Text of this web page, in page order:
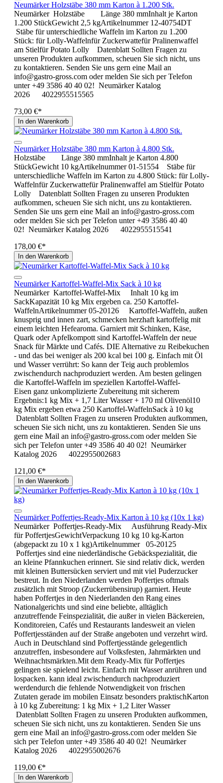
Neumärker Holzstäbe 380 mm Karton à 1.200 Stk.
Neumärker Holzstäbe Länge 380 mmInhalt je Karton
1.200 StückGewicht 2,5 kgArtikelnummer 12-40754DT
Stäbe für unterschiedliche Waffeln im Karton zu 1.200
Stück: für Lolly-Waffelnfür Zuckerwattefür Pralinenwaffel
am Stielfür Potato Lolly Datenblatt Sollten Fragen zu
unseren Produkten aufkommen, scheuen Sie sich nicht, uns
zu kontaktieren. Senden Sie uns gern eine Mail an
info@gastro-gross.com oder melden Sie sich per Telefon
unter +49 3586 40 40 02! Neumärker Katalog
2026 4022955515565
73,00 €*
In den Warenkorb
Neumärker Holzstäbe 380 mm Karton à 4.800 Stk.
Holzstäbe Länge 380 mmInhalt je Karton 4.800
StückGewicht 10 kgArtikelnummer 01-51554 Stäbe für
unterschiedliche Waffeln im Karton zu 4.800 Stück: für Lolly-
Waffelnfür Zuckerwattefür Pralinenwaffel am Stielfür Potato
Lolly Datenblatt Sollten Fragen zu unseren Produkten
aufkommen, scheuen Sie sich nicht, uns zu kontaktieren.
Senden Sie uns gern eine Mail an info@gastro-gross.com
oder melden Sie sich per Telefon unter +49 3586 40 40
02! Neumärker Katalog 2026 4022955515541
178,00 €*
In den Warenkorb
Neumärker Kartoffel-Waffel-Mix Sack à 10 kg
Neumärker Kartoffel-Waffel-Mix Inhalt 10 kg im
SackKapazität 10 kg Mix ergeben ca. 250 Kartoffel-
WaffelnArtikelnummer 05-20126 Kartoffel-Waffeln, außen
knusprig und innen zart, schmecken herzhaft kartoffelig mit
einem leichten Hefearoma. Garniert mit Schinken, Käse,
Quark oder Apfelkompott sind Kartoffel-Waffeln der neue
Snack für Märkte und Cafés. DIE Alternative zu Reibekuchen
- und das bei weniger als 200 kcal bei 100 g. Einfach mit Öl
und Wasser verrührt: So kann der Teig auch problemlos
zwischendurch nachproduziert werden. Am besten gelingen
die Kartoffel-Waffeln im speziellen Kartoffel-Waffel-
Eisen ganz unkomplizierte Zubereitung mit sicherem
Ergebnis:1 kg Mix + 1,7 Liter Wasser + 170 ml Olivenöl10
kg Mix ergeben etwa 250 Kartoffel-WaffelnSack à 10 kg
Datenblatt Sollten Fragen zu unseren Produkten aufkommen,
scheuen Sie sich nicht, uns zu kontaktieren. Senden Sie uns
gern eine Mail an info@gastro-gross.com oder melden Sie
sich per Telefon unter +49 3586 40 40 02! Neumärker
Katalog 2026 4022955002683
121,00 €*
In den Warenkorb
Neumärker Poffertjes-Ready-Mix Karton à 10 kg (10x 1 kg)
Neumärker Poffertjes-Ready-Mix Ausführung Ready-Mix
für PoffertjesGewichtVerpackung 10 kg 10 kg-Karton
(abgepackt zu 10 x 1 kg)Artikelnummer 05-20125
Poffertjes sind eine niederländische Gebäckspezialität, die
an kleine Pfannkuchen erinnert. Sie sind relativ dick, werden
mit kleinen Buttersücken serviert und mit viel Puderzucker
bestreut. In den Niederlanden werden Poffertjes oftmals
zusätzlich mit Stroop (Zuckerrübensirup) garniert. Heute
haben Poffertjes in den Niederlanden den Rang eines
Nationalgerichts und sind eine beliebte, alltäglich
anzutreffende Feinspezialität, die außer in vielen Bäckereien,
Konditoreien, Cafés und Restaurants landesweit an vielen
Poffertjesständen auf der Straße angeboten und verzehrt wird.
Auch in Deutschland sind Poffertjesstände gelegentlich
anzutreffen, insbesondere auf Volksfesten, Jahrmärkten und
Weihnachtsmärkten.Mit dem Ready-Mix für Poffertjes
gelingen sie spielend leicht. Einfach mit Wasser anrühren und
lospacken. kann ideal zwischendurch nachproduziert
werdendurch die fehlende Notwendigkeit von frischen
Zutaten gerade im mobilen Einsatz besonders praktischKarton
à 10 kg Zubereitung: 1 kg Mix + 1,2 Liter Wasser
Datenblatt Sollten Fragen zu unseren Produkten aufkommen,
scheuen Sie sich nicht, uns zu kontaktieren. Senden Sie uns
gern eine Mail an info@gastro-gross.com oder melden Sie
sich per Telefon unter +49 3586 40 40 02! Neumärker
Katalog 2026 4022955002676
119,00 €*
In den Warenkorb